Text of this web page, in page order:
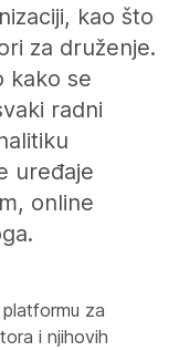
kao što
za druženje.
kako se
radni
uređaje
online
za
i njihovih